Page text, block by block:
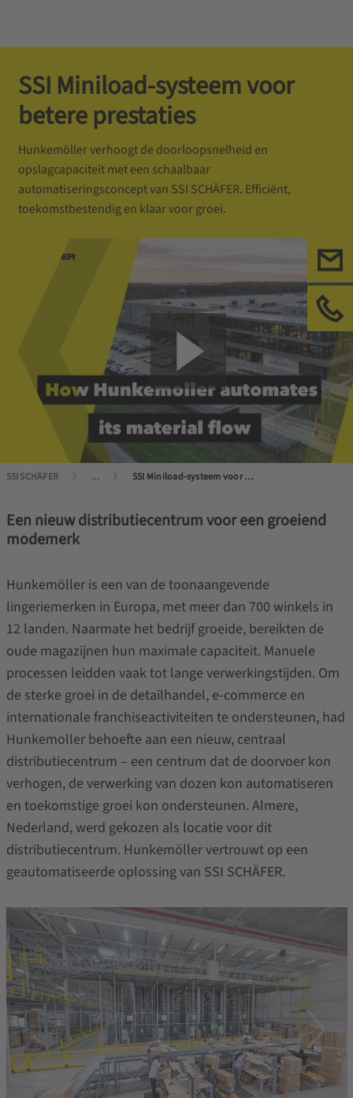
SSI Miniload-systeem voor
betere prestaties
Hunkemöller verhoogt de doorloopsnelheid en
opslagcapaciteit met een schaalbaar
automatiseringsconcept van SSI SCHÄFER. Efficiënt,
toekomstbestendig en klaar voor groei.
SSI SCHÄFER ... SSI Miniload-systeem voor betere prestaties
Een nieuw distributiecentrum voor een groeiend
modemerk
Hunkemöller is een van de toonaangevende
lingeriemerken in Europa, met meer dan 700 winkels in
12 landen. Naarmate het bedrijf groeide, bereikten de
oude magazijnen hun maximale capaciteit. Manuele
processen leidden vaak tot lange verwerkingstijden. Om
de sterke groei in de detailhandel, e-commerce en
internationale franchiseactiviteiten te ondersteunen, had
Hunkemoller behoefte aan een nieuw, centraal
distributiecentrum – een centrum dat de doorvoer kon
verhogen, de verwerking van dozen kon automatiseren
en toekomstige groei kon ondersteunen. Almere,
Nederland, werd gekozen als locatie voor dit
distributiecentrum. Hunkemöller vertrouwt op een
geautomatiseerde oplossing van SSI SCHÄFER.